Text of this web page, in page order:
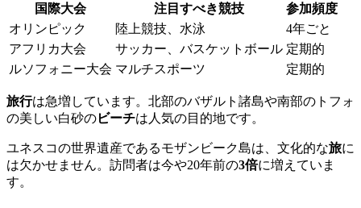
国際大会 注目すべき競技
参加頻度
オリンピック
陸上競技、水泳
4年ごと
アフリカ大会
サッカー、バスケットボール 定期的
ルソフォニー大会 マルチスポーツ 定期的
旅行は急増しています。北部のバザルト諸島や南部のトフォ
の美しい白砂のビーチは人気の目的地です。
ユネスコの世界遺産であるモザンビーク島は、文化的な旅に
は欠かせません。訪問者は今や20年前の3倍に増えていま
す。